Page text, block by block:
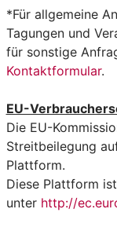
*Für allgemeine
Tagungen und
für sonstige
Kontaktformular.
EU-
Die EU-
Streitbeilegung
Plattform.
Diese Plattform ist
unter http://